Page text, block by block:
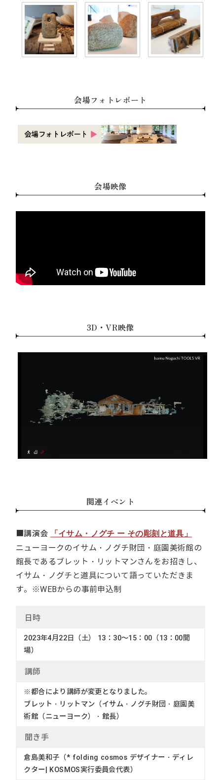
会場フォトレポート
会場映像
3D・VR映像
関連イベント
■講演会 「イサム・ノグチ ー その彫刻と道具」
ニューヨークのイサム・ノグチ財団・庭園美術館の
館長であるブレット・リットマンさんをお招きし、
イサム・ノグチと道具について語っていただきま
す。※WEBからの事前申込制
日 時
2023年4月22日（土） 13：30～15：00（13：00開
場）
講師
※都合により講師が変更となりました。
ブレット・リットマン（イサム・ノグチ財団・庭園美
術館（ニューヨーク）・館長）
聞き手
倉島美和子（* folding cosmos デザイナー・ディレ
クター| KOSMOS実行委員会代表）